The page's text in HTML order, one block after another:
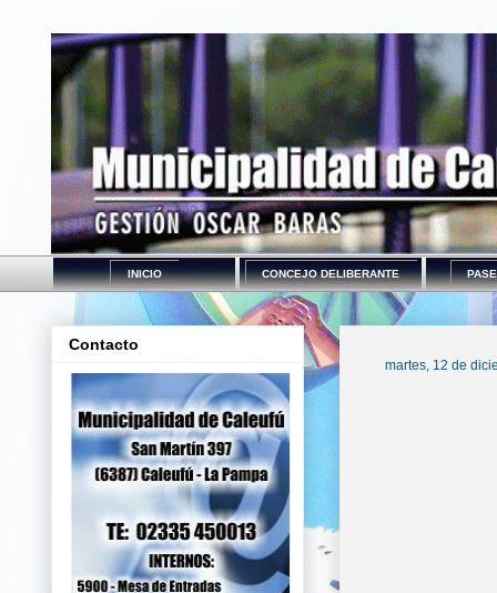
INICIO CONCEJO DELIBERANTE
martes, 12 de
Contacto